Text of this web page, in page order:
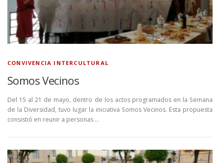
CONVIVENCIA INTERCULTURAL
Somos Vecinos
Del 15 al 21 de mayo, dentro de los actos programados en la Semana
de la Diversidad, tuvo lugar la iniciativa Somos Vecinos. Esta propuesta
consistió en reunir a personas …